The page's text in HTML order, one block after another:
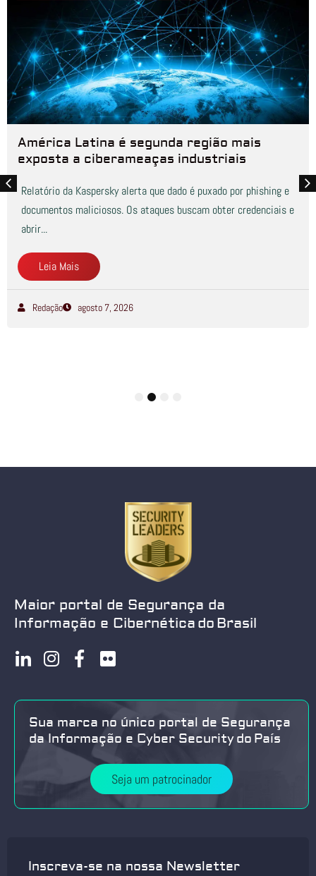
América Latina é segunda região mais
exposta a ciberameaças industriais
Relatório da Kaspersky alerta que dado é puxado por phishing e
documentos maliciosos. Os ataques buscam obter credenciais e
abrir...
Leia Mais
Redação agosto 7, 2026
Maior portal de Segurança da
Informação e Cibernética do Brasil
Sua marca no único portal de Segurança
da Informação e Cyber Security do País
Seja um patrocinador
Inscreva-se na nossa Newsletter